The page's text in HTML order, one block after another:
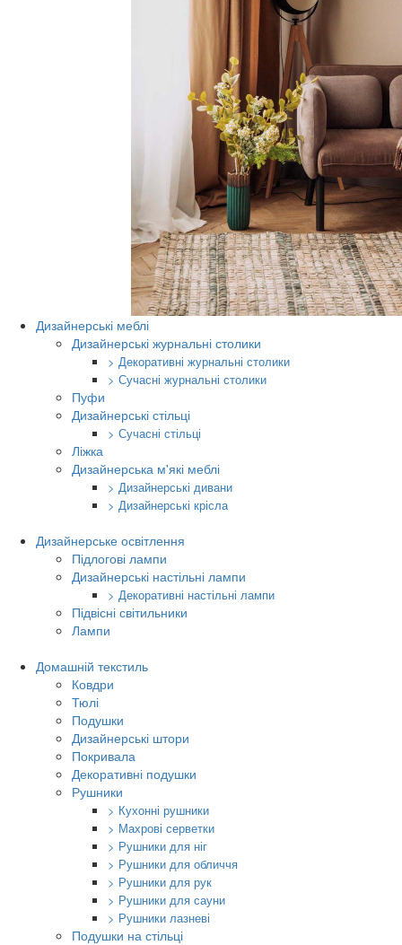
Дизайнерські меблі
Дизайнерські журнальні столики
> Декоративні журнальні столики
> Сучасні журнальні столики
Пуфи
Дизайнерські стільці
> Сучасні стільці
Ліжка
Дизайнерська м'які меблі
> Дизайнерські дивани
> Дизайнерські крісла
Дизайнерське освітлення
Підлогові лампи
Дизайнерські настільні лампи
> Декоративні настільні лампи
Підвісні світильники
Лампи
Домашній текстиль
Ковдри
Тюлі
Подушки
Дизайнерські штори
Покривала
Декоративні подушки
Рушники
> Кухонні рушники
> Махрові серветки
> Рушники для ніг
> Рушники для обличчя
> Рушники для рук
> Рушники для сауни
> Рушники лазневі
Подушки на стільці